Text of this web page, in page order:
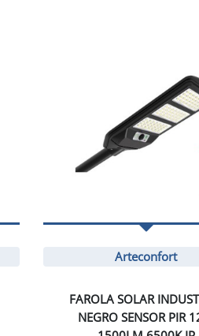
Arteconfort
FAROLA SOLAR
NEGRO SENSOR PIR